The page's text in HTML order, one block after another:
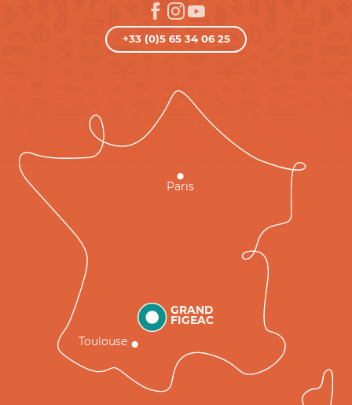
+33 (0)5 65 34 06 25
GRAND
FIGEAC
Toulouse
Paris